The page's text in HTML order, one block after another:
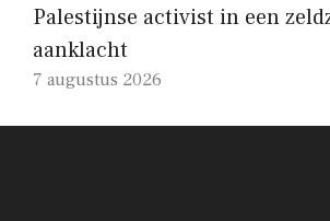
Palestijnse activist in een
aanklacht
7 augustus 2026